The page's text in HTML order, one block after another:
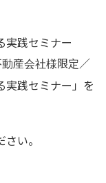
実践セミナー
産会社様限定／
実践セミナー」を
い。